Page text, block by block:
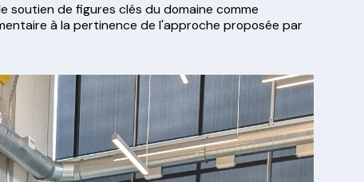
soutien de figures clés du domaine comme
à la pertinence de l'approche proposée par